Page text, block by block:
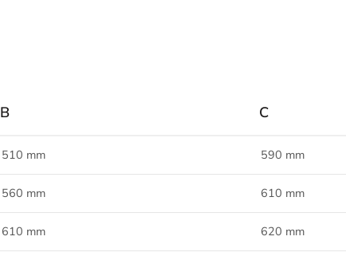
B C
510 mm 590 mm
560 mm 610 mm
610 mm 620 mm